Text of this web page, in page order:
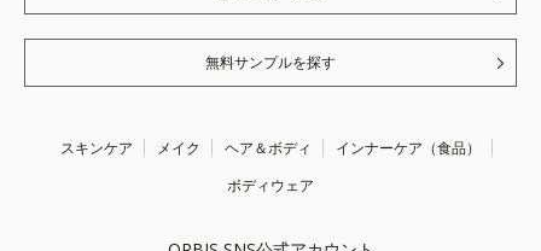
無料サンプルを探す
スキンケア メイク ヘア＆ボディ
インナーケア（食品）
ボディウェア